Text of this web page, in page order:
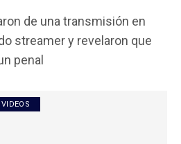
m
p
tir
de una transmisión en
streamer y revelaron que
penal
VIDEOS